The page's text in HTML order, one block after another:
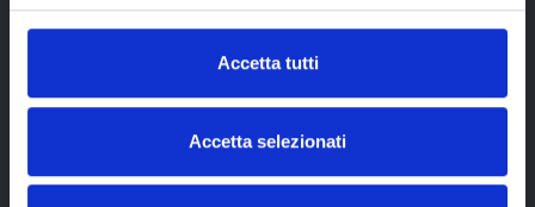
Accetta tutti
Accetta selezionati